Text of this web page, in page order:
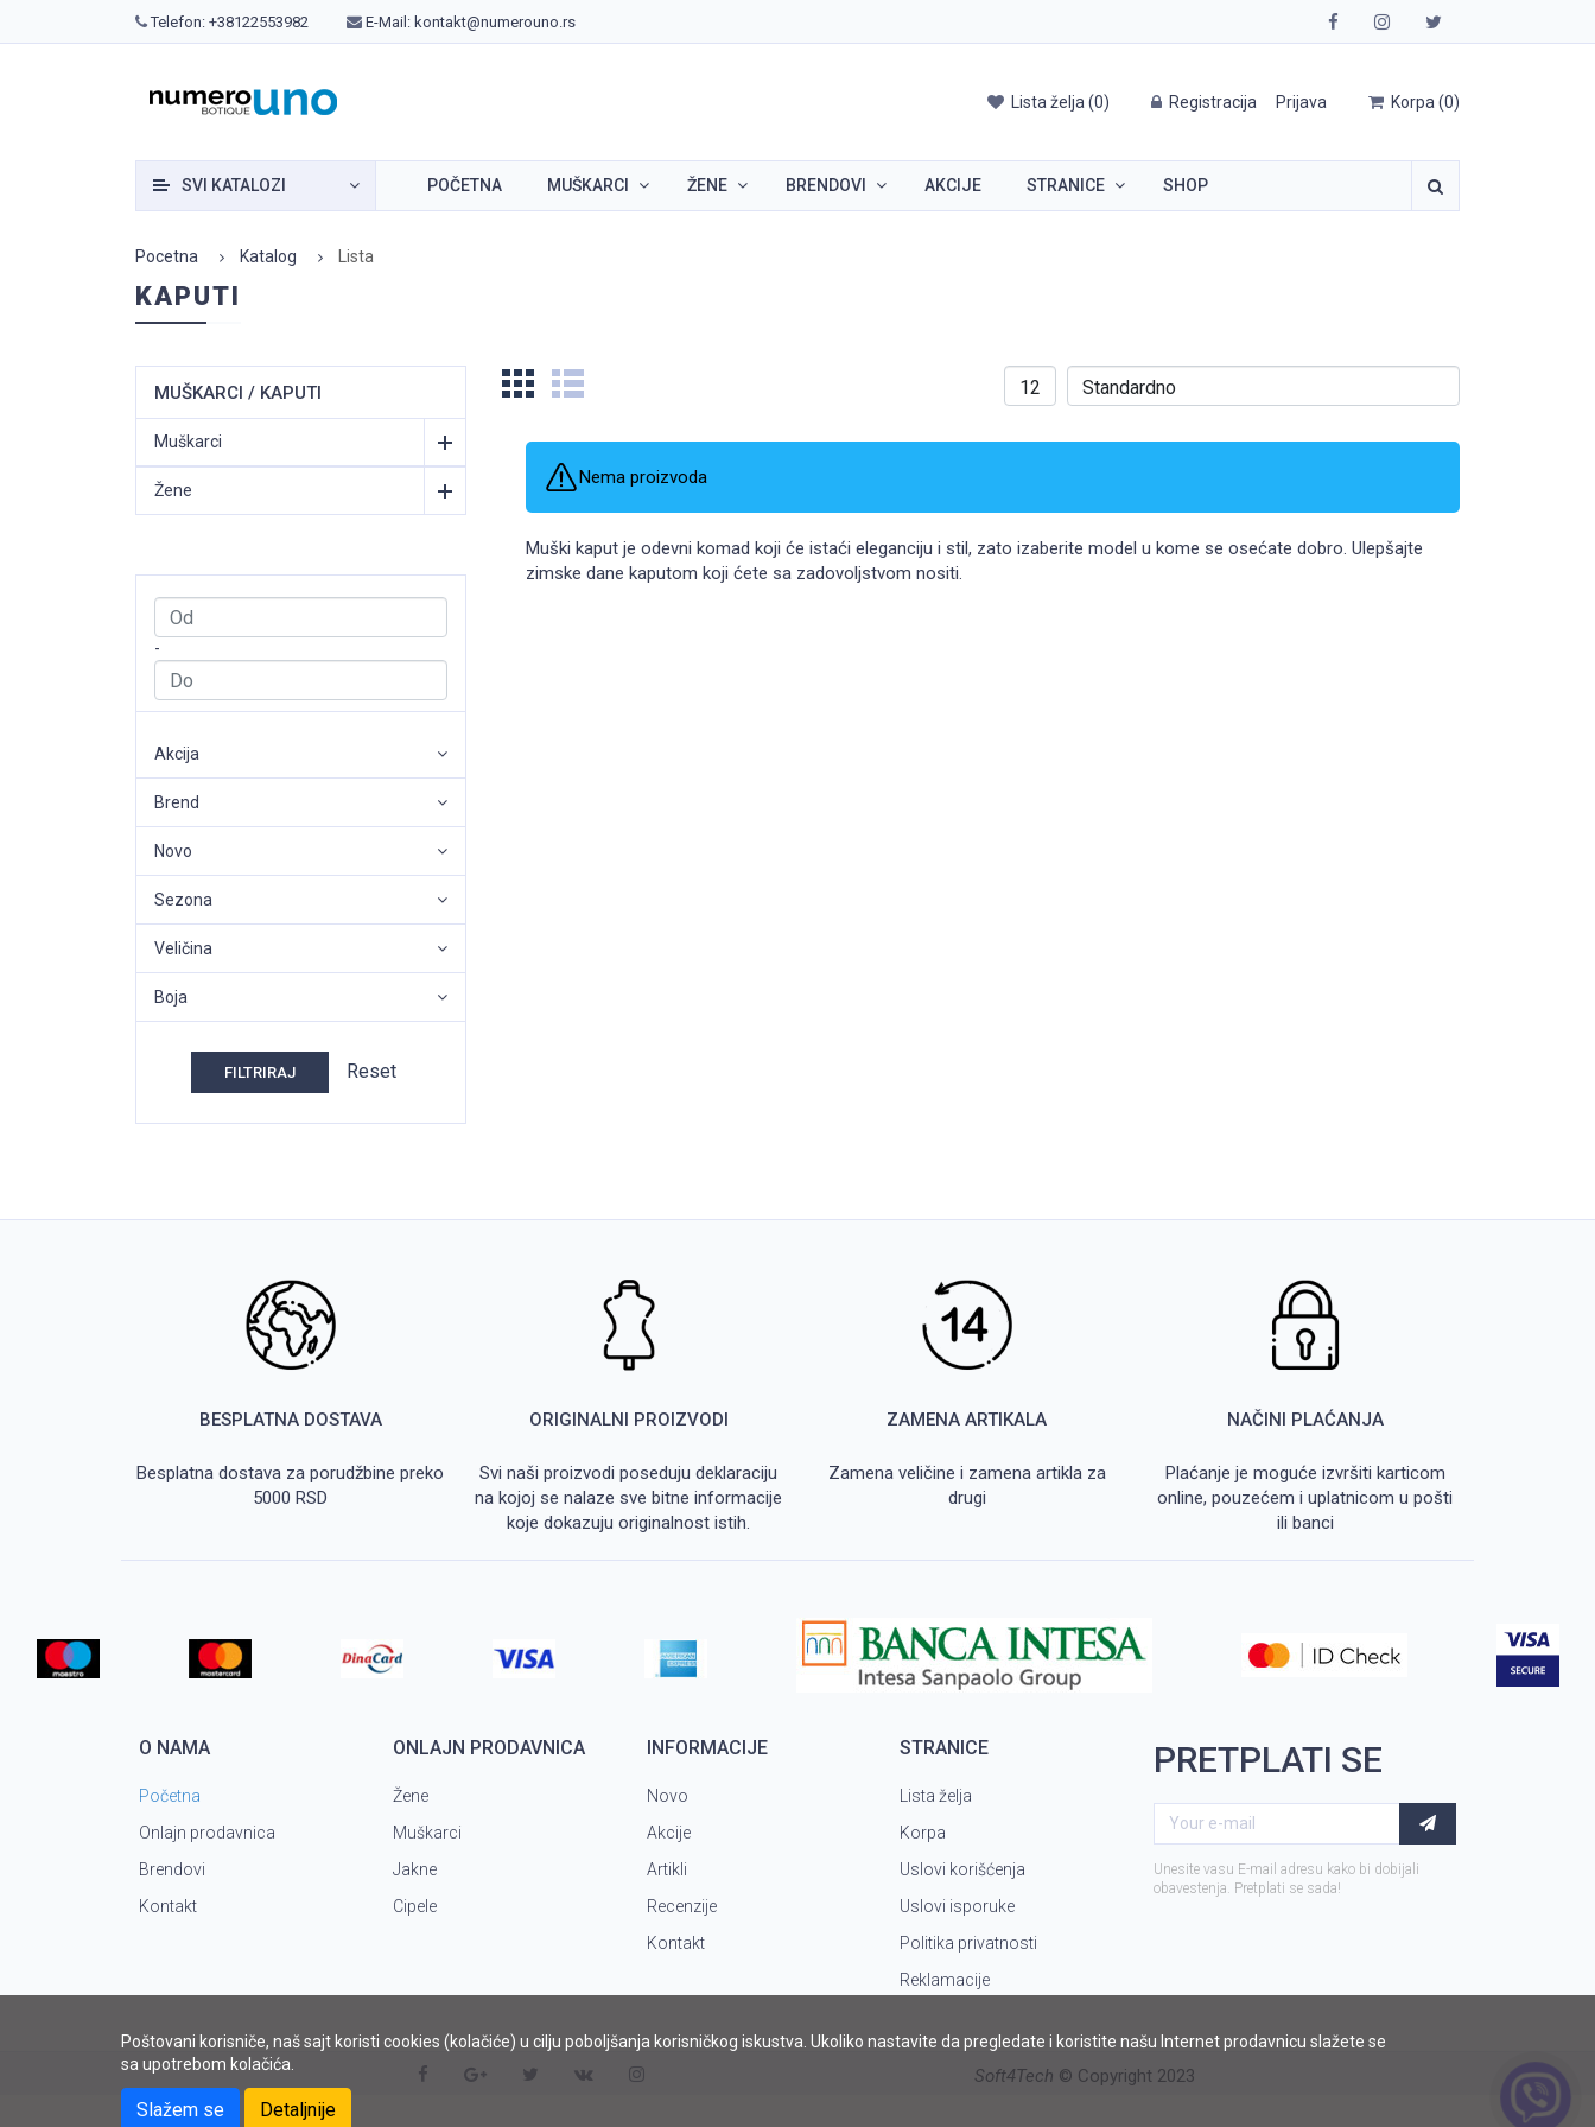
Telefon: +38122553982 E-Mail: kontakt@numerouno.rs
Lista želja (0) Registracija Prijava Korpa (0)
SVI KATALOZI POČETNA MUŠKARCI ŽENE BRENDOVI AKCIJE STRANICE SHOP
Pocetna Katalog Lista
KAPUTI
MUŠKARCI / KAPUTI
Muškarci
Žene
-
Akcija
Brend
Novo
Sezona
Veličina
Boja
FILTRIRAJ Reset
Nema proizvoda
Muški kaput je odevni komad koji će istaći eleganciju i stil, zato izaberite model u kome se osećate dobro. Ulepšajte
zimske dane kaputom koji ćete sa zadovoljstvom nositi.
BESPLATNA DOSTAVA
Besplatna dostava za porudžbine preko
5000 RSD
ORIGINALNI PROIZVODI
Svi naši proizvodi poseduju deklaraciju
na kojoj se nalaze sve bitne informacije
koje dokazuju originalnost istih.
ZAMENA ARTIKALA
Zamena veličine i zamena artikla za
drugi
NAČINI PLAĆANJA
Plaćanje je moguće izvršiti karticom
online, pouzećem i uplatnicom u pošti
ili banci
O NAMA
Početna
Onlajn prodavnica
Brendovi
Kontakt
ONLAJN PRODAVNICA
Žene
Muškarci
Jakne
Cipele
INFORMACIJE
Novo
Akcije
Artikli
Recenzije
Kontakt
STRANICE
Lista želja
Korpa
Uslovi korišćenja
Uslovi isporuke
Politika privatnosti
Reklamacije
PRETPLATI SE
Unesite vasu E-mail adresu kako bi dobijali
obavestenja. Pretplati se sada!
Soft4Tech © Copyright 2023
Poštovani korisniče, naš sajt koristi cookies (kolačiće) u cilju poboljšanja korisničkog iskustva. Ukoliko nastavite da pregledate i koristite našu Internet prodavnicu slažete se
sa upotrebom kolačića.
Slažem se Detaljnije